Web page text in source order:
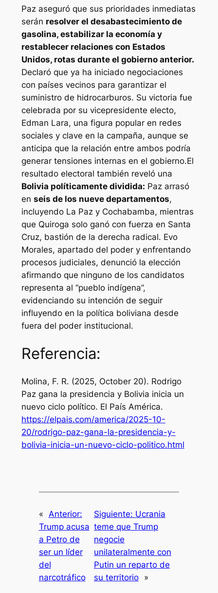
Paz aseguró que sus prioridades inmediatas
serán resolver el desabastecimiento de
gasolina, estabilizar la economía y
restablecer relaciones con Estados
Unidos, rotas durante el gobierno anterior.
Declaró que ya ha iniciado negociaciones
con países vecinos para garantizar el
suministro de hidrocarburos. Su victoria fue
celebrada por su vicepresidente electo,
Edman Lara, una figura popular en redes
sociales y clave en la campaña, aunque se
anticipa que la relación entre ambos podría
generar tensiones internas en el gobierno.El
resultado electoral también reveló una
Bolivia políticamente dividida: Paz arrasó
en seis de los nueve departamentos,
incluyendo La Paz y Cochabamba, mientras
que Quiroga solo ganó con fuerza en Santa
Cruz, bastión de la derecha radical. Evo
Morales, apartado del poder y enfrentando
procesos judiciales, denunció la elección
afirmando que ninguno de los candidatos
representa al “pueblo indígena”,
evidenciando su intención de seguir
influyendo en la política boliviana desde
fuera del poder institucional.
Referencia:
Molina, F. R. (2025, October 20). Rodrigo
Paz gana la presidencia y Bolivia inicia un
nuevo ciclo político. El País América.
https://elpais.com/america/2025-10-
20/rodrigo-paz-gana-la-presidencia-y-
bolivia-inicia-un-nuevo-ciclo-politico.html
« Anterior:
Trump acusa
a Petro de
ser un líder
del
narcotráfico
Siguiente: Ucrania
teme que Trump
negocie
unilateralmente con
Putin un reparto de
su territorio
»